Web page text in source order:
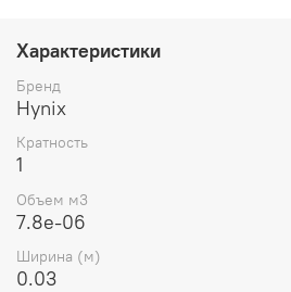
Память с коррекцией ошибок Да
Небуферизированная память
Регистровая память (RDIMM) Да
Модуль со сниженной нагрузкой
Характеристики
Бренд
Hynix
Кратность
1
Объем м3
7.8e-06
Ширина (м)
0.03